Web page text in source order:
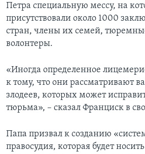
Петра специальную мессу, на
присутствовали около 1000
стран, члены их семей,
волонтеры.
«Иногда определенное
к тому, что они рассматривают
злодеев, которых может
тюрьма», – сказал Франциск в
Папа призвал к созданию
правосудия, которая будет